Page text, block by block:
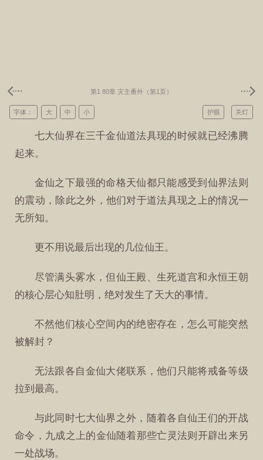
第1 80章 灾主番外（第1页）
关灯
护眼
字体： 大 中 小
七大仙界在三千金仙道法具现的时候就已经沸腾
起来。
金仙之下最强的命格天仙都只能感受到仙界法则
的震动，除此之外，他们对于道法具现之上的情况一
无所知。
更不用说最后出现的几位仙王。
尽管满头雾水，但仙王殿、生死道宫和永恒王朝
的核心层心知肚明，绝对发生了天大的事情。
不然他们核心空间内的绝密存在，怎么可能突然
被解封？
无法跟各自金仙大佬联系，他们只能将戒备等级
拉到最高。
与此同时七大仙界之外，随着各自仙王们的开战
命令，九成之上的金仙随着那些亡灵法则开辟出来另
一处战场。